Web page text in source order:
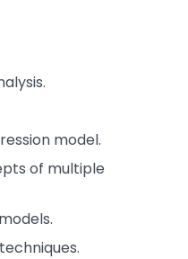
model.
of multiple